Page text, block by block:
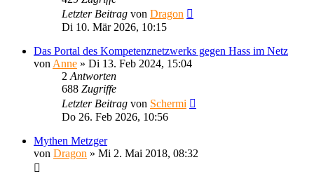
Letzter Beitrag von Dragon
Di 10. Mär 2026, 10:15
Das Portal des Kompetenznetzwerks gegen Hass im Netz
von Anne » Di 13. Feb 2024, 15:04
2 Antworten
688 Zugriffe
Letzter Beitrag von Schermi
Do 26. Feb 2026, 10:56
Mythen Metzger
von Dragon » Mi 2. Mai 2018, 08:32